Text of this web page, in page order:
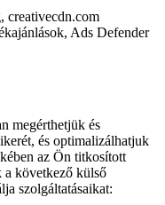
creativecdn.com
Ads Defender
megérthetjük és
és optimalizálhatjuk
az Ön titkosított
a következő külső
szolgáltatásaikat: